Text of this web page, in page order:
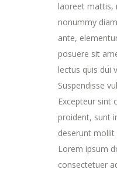
laoreet mattis,
nonummy
ante,
posuere sit
lectus quis dui
Suspendisse
Excepteur sint
proident, sunt
deserunt
Lorem ipsum
consectetuer